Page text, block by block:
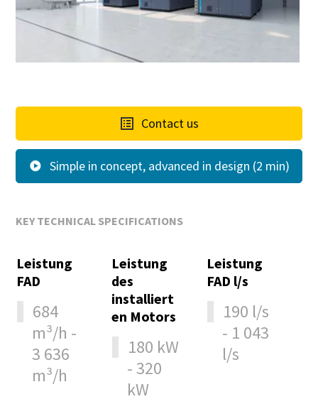
Contact us
Simple in concept, advanced in design (2 min)
KEY TECHNICAL SPECIFICATIONS
Leistung
FAD
684
m³/h -
3 636
m³/h
Leistung
des
installiert
en Motors
180 kW
- 320
kW
Leistung
FAD l/s
190 l/s
- 1 043
l/s
Telefon
Land
Straße
Postleitzahl
Anfordern